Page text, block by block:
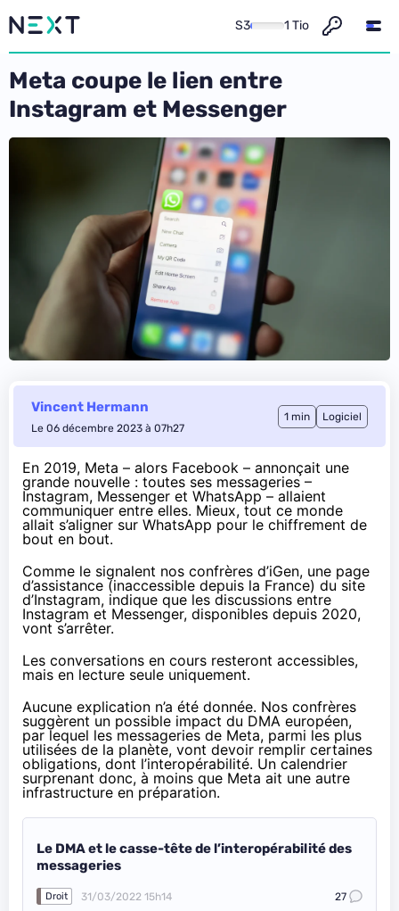
S3 1 Tio
Meta coupe le lien entre
Instagram et Messenger
Vincent Hermann
Le 06 décembre 2023 à 07h27
1 min Logiciel
En 2019, Meta – alors Facebook – annonçait une
grande nouvelle : toutes ses messageries –
Instagram, Messenger et WhatsApp – allaient
communiquer entre elles. Mieux, tout ce monde
allait s’aligner sur WhatsApp pour le chiffrement de
bout en bout.
Comme le signalent nos confrères d’iGen, une page
d’assistance (inaccessible depuis la France) du site
d’Instagram, indique que les discussions entre
Instagram et Messenger, disponibles depuis 2020,
vont s’arrêter.
Les conversations en cours resteront accessibles,
mais en lecture seule uniquement.
Aucune explication n’a été donnée. Nos confrères
suggèrent un possible impact du DMA européen,
par lequel les messageries de Meta, parmi les plus
utilisées de la planète, vont devoir remplir certaines
obligations, dont l’interopérabilité. Un calendrier
surprenant donc, à moins que Meta ait une autre
infrastructure en préparation.
Le DMA et le casse-tête de l’interopérabilité des
messageries
Droit 31/03/2022 15h14 27